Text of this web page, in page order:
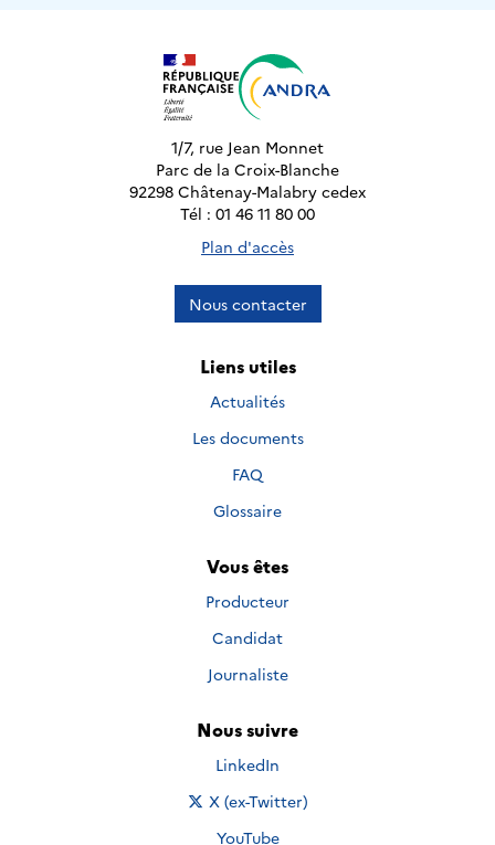
1/7, rue Jean Monnet
Parc de la Croix-Blanche
92298 Châtenay-Malabry cedex
Tél : 01 46 11 80 00
Plan d'accès
Nous contacter
Liens utiles
Actualités
Les documents
FAQ
Glossaire
Vous êtes
Producteur
Candidat
Journaliste
Nous suivre
Nous suivre sur
LinkedIn
Nous suivre sur
X (ex-Twitter)
Nous suivre sur
YouTube